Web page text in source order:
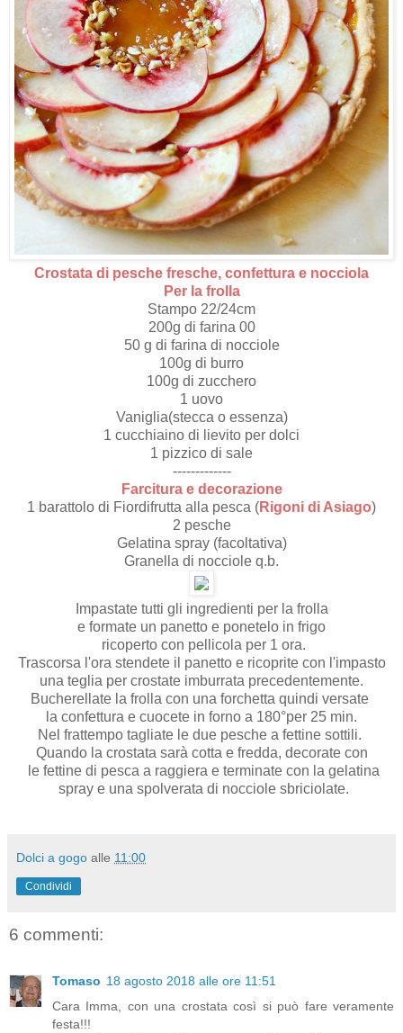
Crostata di pesche fresche, confettura e nocciola
Per la frolla
Stampo 22/24cm
200g di farina 00
50 g di farina di nocciole
100g di burro
100g di zucchero
1 uovo
Vaniglia(stecca o essenza)
1 cucchiaino di lievito per dolci
1 pizzico di sale
-------------
Farcitura e decorazione
1 barattolo di Fiordifrutta alla pesca (Rigoni di Asiago)
2 pesche
Gelatina spray (facoltativa)
Granella di nocciole q.b.
Impastate tutti gli ingredienti per la frolla
e formate un panetto e ponetelo in frigo
ricoperto con pellicola per 1 ora.
Trascorsa l'ora stendete il panetto e ricoprite con l'impasto
una teglia per crostate imburrata precedentemente.
Bucherellate la frolla con una forchetta quindi versate
la confettura e cuocete in forno a 180°per 25 min.
Nel frattempo tagliate le due pesche a fettine sottili.
Quando la crostata sarà cotta e fredda, decorate con
le fettine di pesca a raggiera e terminate con la gelatina
spray e una spolverata di nocciole sbriciolate.
Dolci a gogo alle 11:00
Condividi
6 commenti:
Tomaso 18 agosto 2018 alle ore 11:51
Cara Imma, con una crostata così si può fare veramente
festa!!!